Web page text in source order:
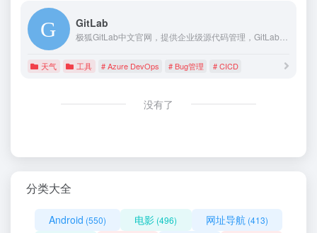
GitLab
天气 工具 # Azure DevOps # Bug管理 # CICD
没有了
分类大全
Android (550) 电影 (496) 网址导航 (413)